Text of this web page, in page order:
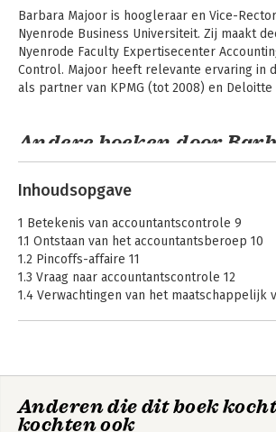
Barbara Majoor is hoogleraar en Vice-
Nyenrode Business Universiteit. Zij maakt
Nyenrode Faculty Expertisecenter
Control. Majoor heeft relevante ervaring in
als partner van KPMG (tot 2008) en Deloitte
Andere boeken door
Majoor
Assurance:
Bijzondere
Inhoudsopgave
1 Betekenis van accountantscontrole 9
1.1 Ontstaan van het accountantsberoep 10
1.2 Pincoffs-affaire 11
1.3 Vraag naar accountantscontrole 12
1.4 Verwachtingen van het maatschappelijk
2.3 Wettelijke regelingen voor het
2.4 Opleiding tot accountant en permanente
Anderen die dit boek
kochten ook